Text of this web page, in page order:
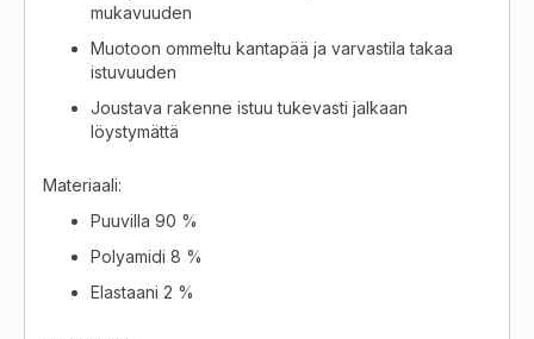
mukavuuden
Muotoon ommeltu kantapää ja varvastila takaa
istuvuuden
Joustava rakenne istuu tukevasti jalkaan
löystymättä
Materiaali:
Puuvilla 90 %
Polyamidi 8 %
Elastaani 2 %